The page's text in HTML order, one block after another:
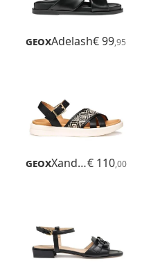
GeoxAdelash€ 99,95
Geox Xand 2s€ 110,00